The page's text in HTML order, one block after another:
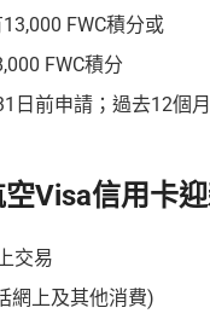
FWC積分或
FWC積分
日前申請；過去12個
Visa信用卡
交易
網上及其他消費)